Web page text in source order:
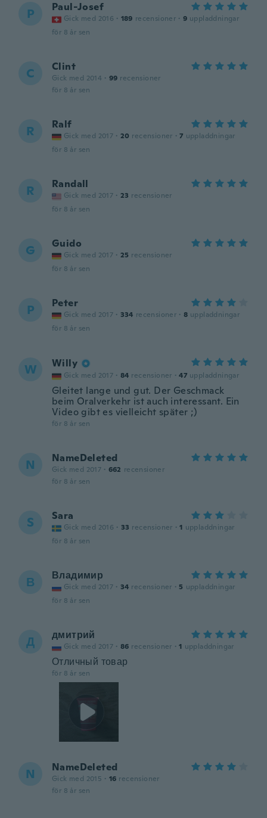
P Paul-Josef
Gick med 2016 · 189 recensioner · 9 uppladdningar
för 8 år sen
C Clint
Gick med 2014 · 99 recensioner
för 8 år sen
R Ralf
Gick med 2017 · 20 recensioner · 7 uppladdningar
för 8 år sen
R Randall
Gick med 2017 · 23 recensioner
för 8 år sen
G Guido
Gick med 2017 · 25 recensioner
för 8 år sen
P Peter
Gick med 2017 · 334 recensioner · 8 uppladdningar
för 8 år sen
W Willy
Gick med 2017 · 84 recensioner · 47 uppladdningar
Gleitet lange und gut. Der Geschmack
beim Oralverkehr ist auch interessant. Ein
Video gibt es vielleicht später ;)
för 8 år sen
N NameDeleted
Gick med 2017 · 662 recensioner
för 8 år sen
S Sara
Gick med 2016 · 33 recensioner · 1 uppladdningar
för 8 år sen
В Владимир
Gick med 2017 · 34 recensioner · 5 uppladdningar
för 8 år sen
Д дмитрий
Gick med 2017 · 86 recensioner · 1 uppladdningar
Отличный товар
för 8 år sen
N NameDeleted
Gick med 2015 · 16 recensioner
för 8 år sen